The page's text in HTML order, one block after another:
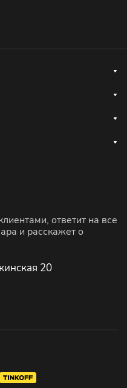
ответит на все
и расскажет о
20